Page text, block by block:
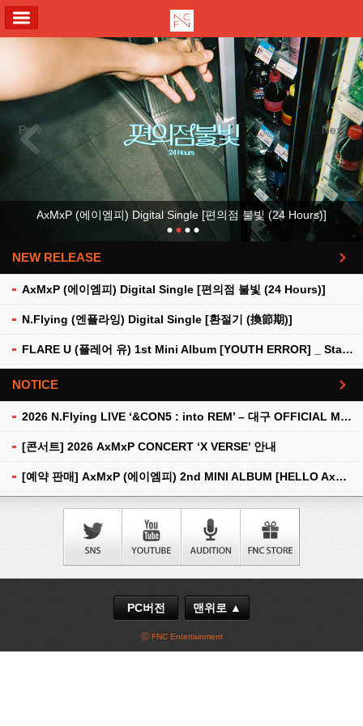
Previous Next
AxMxP (에이엠피) Digital Single [편의점 불빛 (24 Hours)]
NEW RELEASE
AxMxP (에이엠피) Digital Single [편의점 불빛 (24 Hours)]
N.Flying (엔플라잉) Digital Single [환절기 (換節期)]
FLARE U (플레어 유) 1st Mini Album [YOUTH ERROR] _ Stationery Kit Ver.
더보기
NOTICE
2026 N.Flying LIVE ‘&CON5 : into REM’ – 대구 OFFICIAL MD 현장 판매 안내
[콘서트] 2026 AxMxP CONCERT ‘X VERSE’ 안내
[예약 판매] AxMxP (에이엠피) 2nd MINI ALBUM [HELLO AxMxP] 예약 판매 안내
더보기
PC버전 맨위로 ▲
ⓒ FNC Entertainment